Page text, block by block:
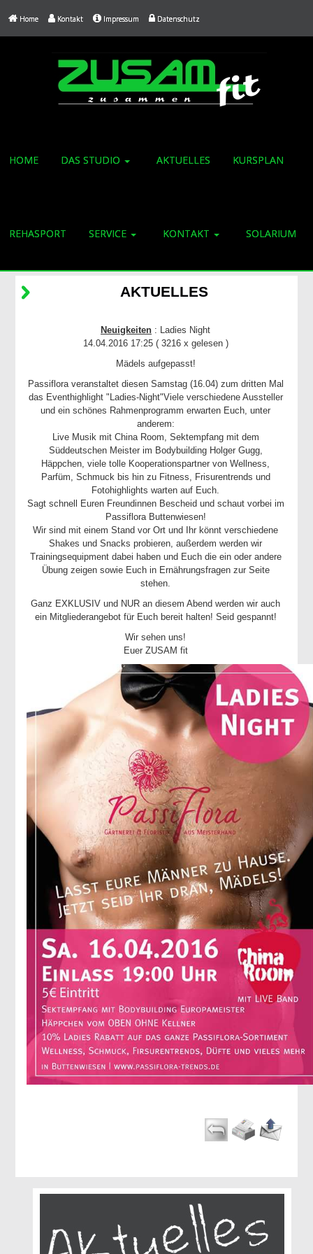
Home Kontakt Impressum Datenschutz
HOME DAS STUDIO AKTUELLES KURSPLAN
REHASPORT SERVICE KONTAKT SOLARIUM
AKTUELLES
Neuigkeiten : Ladies Night
14.04.2016 17:25 ( 3216 x gelesen )
Mädels aufgepasst!
Passiflora veranstaltet diesen Samstag (16.04) zum dritten Mal
das Eventhighlight "Ladies-Night"Viele verschiedene Aussteller
und ein schönes Rahmenprogramm erwarten Euch, unter
anderem:
Live Musik mit China Room, Sektempfang mit dem
Süddeutschen Meister im Bodybuilding Holger Gugg,
Häppchen, viele tolle Kooperationspartner von Wellness,
Parfüm, Schmuck bis hin zu Fitness, Frisurentrends und
Fotohighlights warten auf Euch.
Sagt schnell Euren Freundinnen Bescheid und schaut vorbei im
Passiflora Buttenwiesen!
Wir sind mit einem Stand vor Ort und Ihr könnt verschiedene
Shakes und Snacks probieren, außerdem werden wir
Trainingsequipment dabei haben und Euch die ein oder andere
Übung zeigen sowie Euch in Ernährungsfragen zur Seite
stehen.
Ganz EXKLUSIV und NUR an diesem Abend werden wir auch
ein Mitgliederangebot für Euch bereit halten! Seid gespannt!
Wir sehen uns!
Euer ZUSAM fit